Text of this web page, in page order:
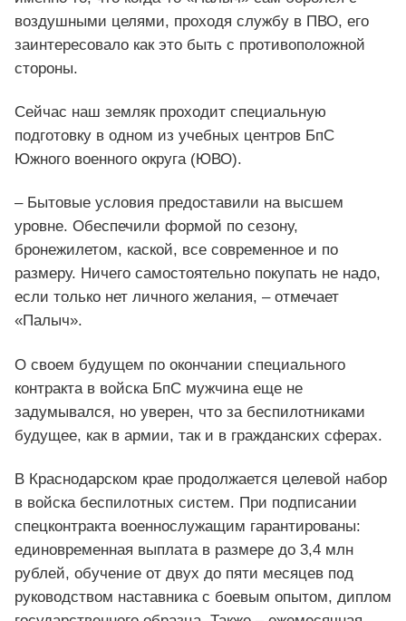
воздушными целями, проходя службу в ПВО, его
заинтересовало как это быть с противоположной
стороны.
Сейчас наш земляк проходит специальную
подготовку в одном из учебных центров БпС
Южного военного округа (ЮВО).
– Бытовые условия предоставили на высшем
уровне. Обеспечили формой по сезону,
бронежилетом, каской, все современное и по
размеру. Ничего самостоятельно покупать не надо,
если только нет личного желания, – отмечает
«Палыч».
О своем будущем по окончании специального
контракта в войска БпС мужчина еще не
задумывался, но уверен, что за беспилотниками
будущее, как в армии, так и в гражданских сферах.
В Краснодарском крае продолжается целевой набор
в войска беспилотных систем. При подписании
спецконтракта военнослужащим гарантированы:
единовременная выплата в размере до 3,4 млн
рублей, обучение от двух до пяти месяцев под
руководством наставника с боевым опытом, диплом